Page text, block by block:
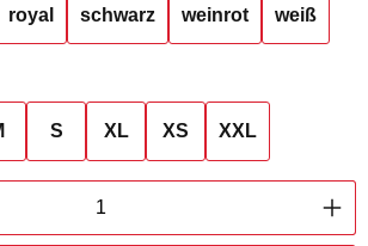
royal schwarz weinrot weiß
S XL XS XXL
Gib den gewünschten